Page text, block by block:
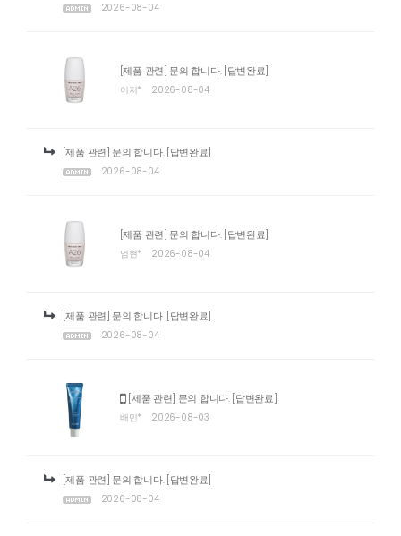
2026-08-04
[제품 관련] 문의 합니다.[답변완료]
이지* 2026-08-04
[제품 관련] 문의 합니다. [답변완료]
2026-08-04
[제품 관련] 문의 합니다.[답변완료]
엄현* 2026-08-04
[제품 관련] 문의 합니다. [답변완료]
2026-08-04
[제품 관련] 문의 합니다.[답변완료]
배민* 2026-08-03
[제품 관련] 문의 합니다. [답변완료]
2026-08-04